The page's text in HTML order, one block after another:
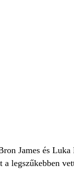
James és
legszűkebben